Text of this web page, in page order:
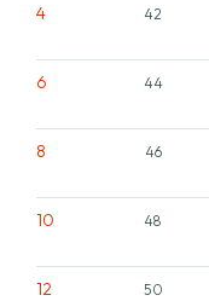
4 42
6 44
8 46
10 48
12 50